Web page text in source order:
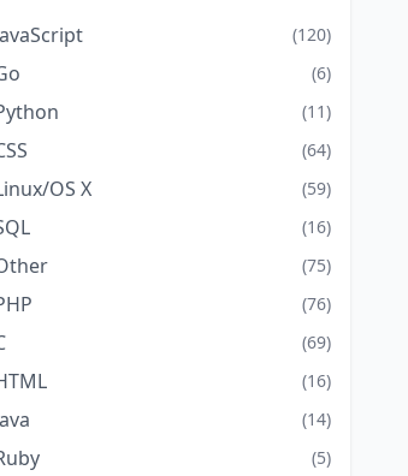
(120)
(6)
(11)
(64)
OS X (59)
(16)
(75)
(76)
(69)
(16)
(14)
(5)